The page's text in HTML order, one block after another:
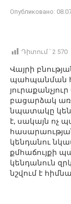
Опубликовано:
Դիտում ՝ 2 570
Վայրի
պահպանման
բացարձակ
նպատակը
է, սակայն ոչ
կենդանու
քմհաճույքի
կենդանուն
նշվում է